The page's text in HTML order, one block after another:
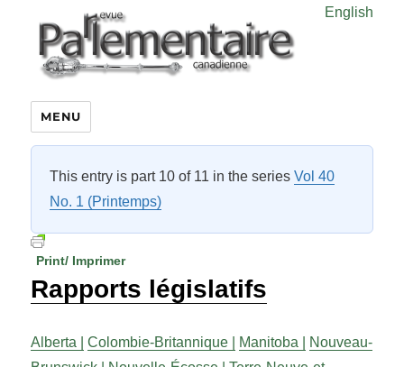
English
MENU
This entry is part 10 of 11 in the seriesVol 40
No. 1 (Printemps)
Print/ Imprimer
Rapports législatifs
Alberta | Colombie-Britannique | Manitoba |
Nouveau-